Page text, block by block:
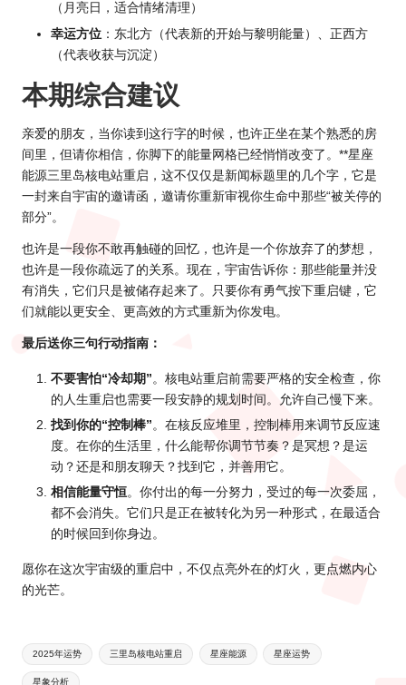
（月亮日，适合情绪清理）
幸运方位 ：东北方（代表新的开始与黎明能量）、正西方
（代表收获与沉淀）
本期综合建议
亲爱的朋友，当你读到这行字的时候，也许正坐在某个熟悉的房
间里，但请你相信，你脚下的能量网格已经悄悄改变了。**星座
能源三里岛核电站重启，这不仅仅是新闻标题里的几个字，它是
一封来自宇宙的邀请函，邀请你重新审视你生命中那些“被关停的
部分”。
也许是一段你不敢再触碰的回忆，也许是一个你放弃了的梦想，
也许是一段你疏远了的关系。现在，宇宙告诉你：那些能量并没
有消失，它们只是被储存起来了。只要你有勇气按下重启键，它
们就能以更安全、更高效的方式重新为你发电。
最后送你三句行动指南：
不要害怕“冷却期” 。核电站重启前需要严格的安全检查，你
的人生重启也需要一段安静的规划时间。允许自己慢下来。
找到你的“控制棒”。在核反应堆里，控制棒用来调节反应速
度。在你的生活里，什么能帮你调节节奏？是冥想？是运
动？还是和朋友聊天？找到它，并善用它。
相信能量守恒。你付出的每一分努力，受过的每一次委屈，
都不会消失。它们只是正在被转化为另一种形式，在最适合
的时候回到你身边。
愿你在这次宇宙级的重启中，不仅点亮外在的灯火，更点燃内心
的光芒。
Tags:
2025年运势 三里岛核电站重启 星座能源 星座运势
星象分析